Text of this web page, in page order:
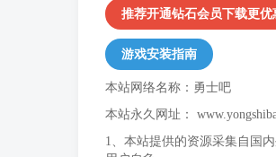
推荐开通钻石会员下载更优
游戏安装指南
本站网络名称：勇士吧
本站永久网址：
1、本站提供的资源采集自国